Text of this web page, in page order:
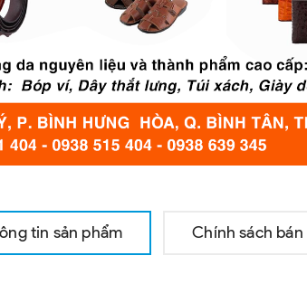
tin sản phẩm Chính sách bán